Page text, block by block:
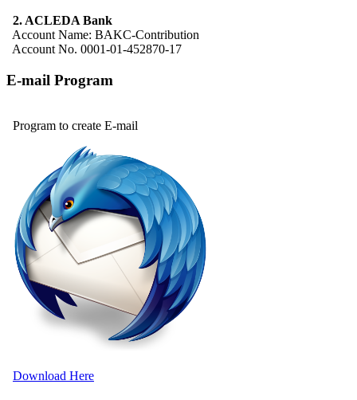
2. ACLEDA Bank
Account Name: BAKC-Contribution
Account No. 0001-01-452870-17
E-mail Program
Program to create E-mail
Download Here